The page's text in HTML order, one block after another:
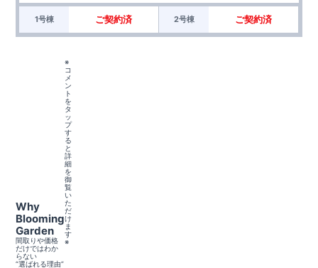
1号棟 ご契約済 2号棟 ご契約済
Why
Blooming
Garden
間取りや価格
だけではわか
らない
“選ばれる理由”
※
コ
メ
ン
ト
を
タ
ッ
プ
す
る
と
詳
細
を
御
覧
い
た
だ
け
ま
す
※